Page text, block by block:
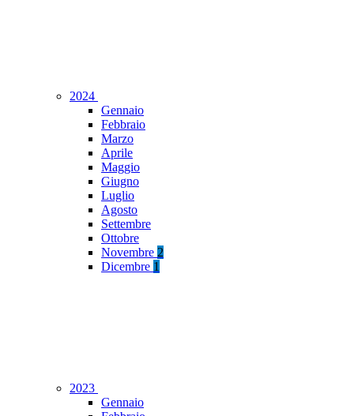
2024
Gennaio
Febbraio
Marzo
Aprile
Maggio
Giugno
Luglio
Agosto
Settembre
Ottobre
Novembre 2
Dicembre 1
2023
Gennaio